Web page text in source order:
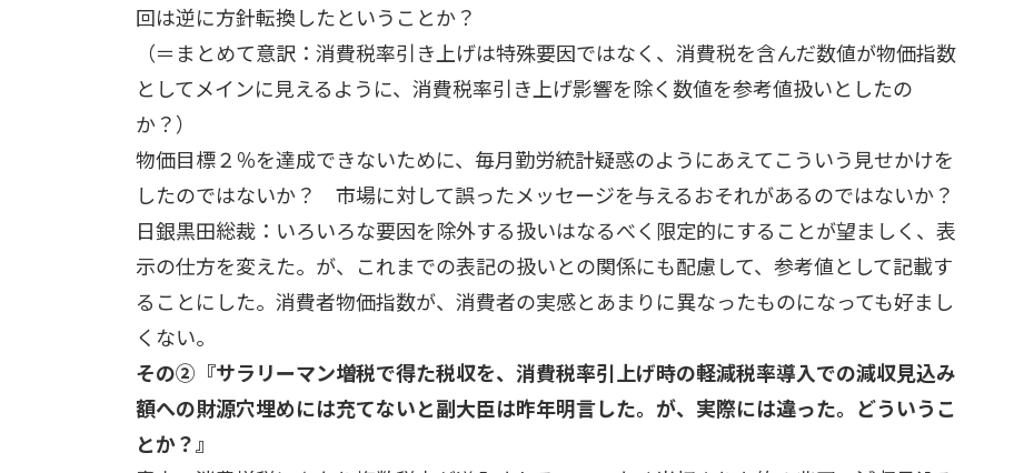
回は逆に方針転換したということか？
（＝まとめて意訳：消費税率引き上げは特殊要因ではなく、消費税を含んだ数値が物価指数
としてメインに見えるように、消費税率引き上げ影響を除く数値を参考値扱いとしたの
か？）
物価目標２％を達成できないために、毎月勤労統計疑惑のようにあえてこういう見せかけを
したのではないか？ 市場に対して誤ったメッセージを与えるおそれがあるのではないか？
日銀黒田総裁：いろいろな要因を除外する扱いはなるべく限定的にすることが望ましく、表
示の仕方を変えた。が、これまでの表記の扱いとの関係にも配慮して、参考値として記載す
ることにした。消費者物価指数が、消費者の実感とあまりに異なったものになっても好まし
くない。
その②『サラリーマン増税で得た税収を、消費税率引上げ時の軽減税率導入での減収見込み
額への財源穴埋めには充てないと副大臣は昨年明言した。が、実際には違った。どういうこ
とか？』